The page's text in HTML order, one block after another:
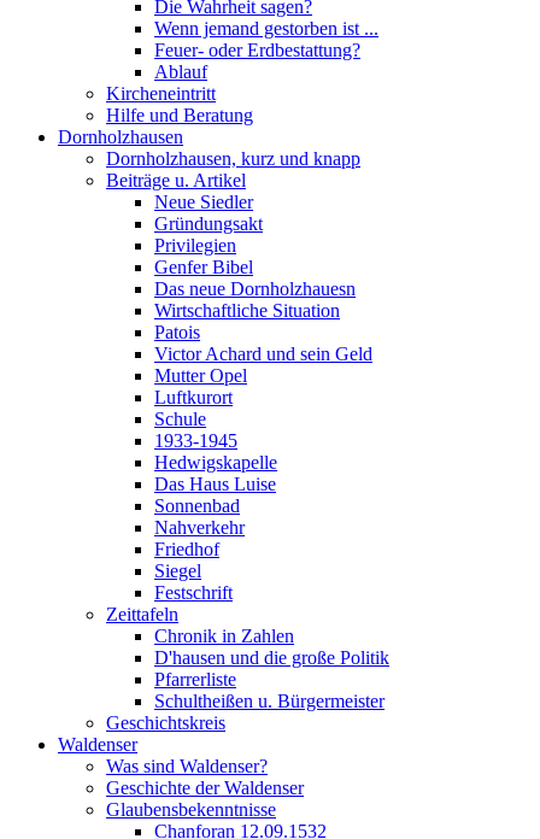
Die Wahrheit sagen?
Wenn jemand gestorben ist ...
Feuer- oder Erdbestattung?
Ablauf
Kircheneintritt
Hilfe und Beratung
Dornholzhausen
Dornholzhausen, kurz und knapp
Beiträge u. Artikel
Neue Siedler
Gründungsakt
Privilegien
Genfer Bibel
Das neue Dornholzhauesn
Wirtschaftliche Situation
Patois
Victor Achard und sein Geld
Mutter Opel
Luftkurort
Schule
1933-1945
Hedwigskapelle
Das Haus Luise
Sonnenbad
Nahverkehr
Friedhof
Siegel
Festschrift
Zeittafeln
Chronik in Zahlen
D'hausen und die große Politik
Pfarrerliste
Schultheißen u. Bürgermeister
Geschichtskreis
Waldenser
Was sind Waldenser?
Geschichte der Waldenser
Glaubensbekenntnisse
Chanforan 12.09.1532